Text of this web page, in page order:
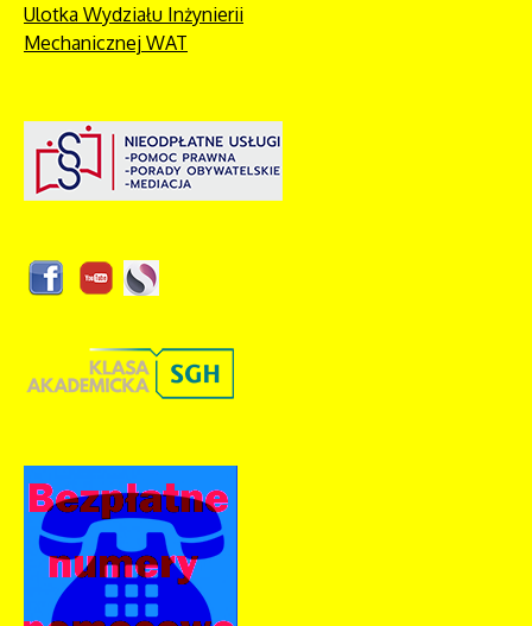
Ulotka Wydziału Inżynierii
Mechanicznej WAT